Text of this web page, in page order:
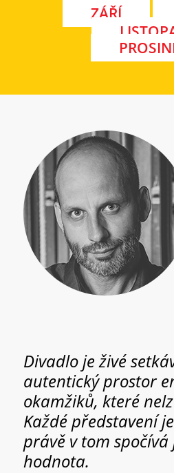
ZÁŘÍ
Divadlo je živé
autentický prostor
okamžiků, které
Každé představení
právě v tom
hodnota.